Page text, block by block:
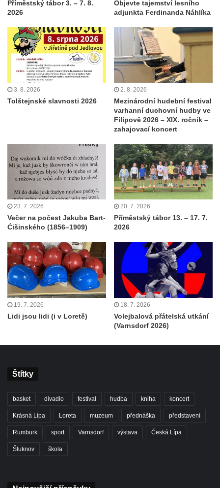
Příměstský tábor 3. – 7. 8.
2026
Objevte tajemství lesního
adjunkta Ferdinanda Náhlíka
3. 8. 2026
Tolštejnské slavnosti 2026
2. 8. 2026
Mezinárodní hudební festival
varhanní duchovní hudby ve
Filipově 2026 – XIX. ročník –
zahajovací koncert
23. 7. 2026
Večer na počest Jakuba Bart-
Ćišinského (1856–1909)
20. 7. 2026
Příměstský tábor 13. – 17. 7.
2026
19. 7. 2026
Lidi jsou lidi (i v Loretě)
18. 7. 2026
Volejbalová přátelská utkání
(Varnsdorf 2026)
Štítky
basket divadlo festival hudba kniha koncert
Krásná Lípa Loreta muzeum přednáška představení
Rumburk sport Varnsdorf výstava Česká Lípa
Šluknov škola